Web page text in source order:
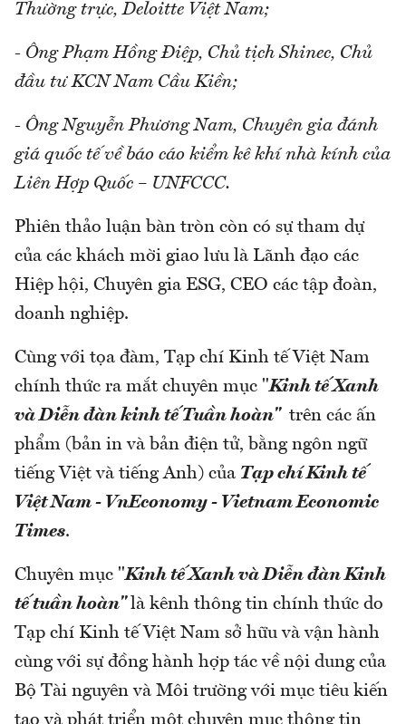
Thường trực, Deloitte Việt Nam;
- Ông Phạm Hồng Điệp, Chủ tịch Shinec, Chủ
đầu tư KCN Nam Cầu Kiền;
- Ông Nguyễn Phương Nam, Chuyên gia đánh
giá quốc tế về báo cáo kiểm kê khí nhà kính của
Liên Hợp Quốc – UNFCCC.
Phiên thảo luận bàn tròn còn có sự tham dự
của các khách mời giao lưu là Lãnh đạo các
Hiệp hội, Chuyên gia ESG, CEO các tập đoàn,
doanh nghiệp.
Cùng với tọa đàm, Tạp chí Kinh tế Việt Nam
chính thức ra mắt chuyên mục "Kinh tế Xanh
và Diễn đàn kinh tế Tuần hoàn"trên các ấn
phẩm (bản in và bản điện tử, bằng ngôn ngữ
tiếng Việt và tiếng Anh) của Tạp chí Kinh tế
Việt Nam - VnEconomy - Vietnam Economic
Times.
Chuyên mục "Kinh tế Xanh và Diễn đàn Kinh
tế tuần hoàn"là kênh thông tin chính thức do
Tạp chí Kinh tế Việt Nam sở hữu và vận hành
cùng với sự đồng hành hợp tác về nội dung của
Bộ Tài nguyên và Môi trường với mục tiêu kiến